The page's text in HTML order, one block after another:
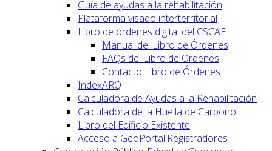
Guía de ayudas a la rehabilitación
Plataforma visado interterritorial
Libro de órdenes digital del CSCAE
Manual del Libro de Órdenes
FAQs del Libro de Órdenes
Contacto Libro de Órdenes
IndexARQ
Calculadora de Ayudas a la Rehabilitación
Calculadora de la Huella de Carbono
Libro del Edificio Existente
Acceso a GeoPortal.Registradores